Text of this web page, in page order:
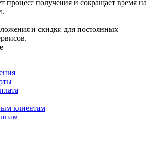
процесс получения и сокращает время на
и скидки для постоянных
клиентам